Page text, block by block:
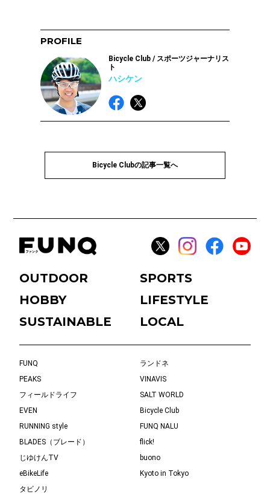
PROFILE
Bicycle Club / スポーツジャーナリス
ト
ハシケン
Bicycle Clubの記事一覧へ
OUTDOOR
SPORTS
HOBBY
LIFESTYLE
SUSTAINABLE
LOCAL
FUNQ
ランドネ
PEAKS
VINAVIS
フィールドライフ
SALT WORLD
EVEN
Bicycle Club
RUNNING style
FUNQ NALU
BLADES（ブレード）
flick!
じゆけんTV
buono
eBikeLife
Kyoto in Tokyo
タビノリ